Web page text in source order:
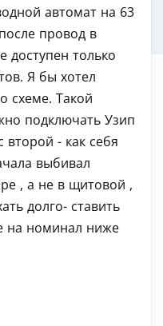
автомат на 63
провод в
доступен только
Я бы хотел
схеме. Такой
подключать Узип
второй - как себя
выбивал
, а не в щитовой ,
долго- ставить
на номинал ниже